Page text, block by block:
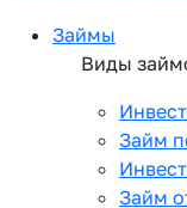
Займы
Виды
Займ
Займ